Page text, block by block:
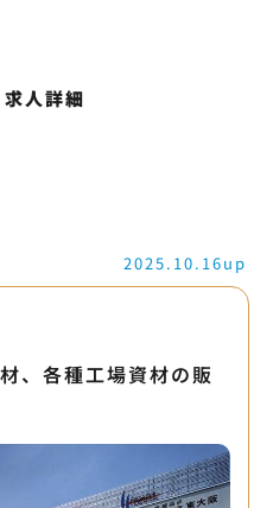
求人詳細
2025.10.16up
、各種工場資材の販